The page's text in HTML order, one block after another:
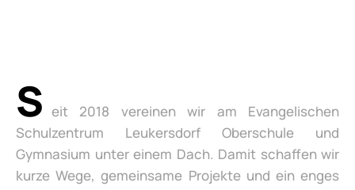
S eit 2018 vereinen wir am Evangelischen
Schulzentrum Leukersdorf Oberschule und
Gymnasium unter einem Dach. Damit schaffen wir
kurze Wege, gemeinsame Projekte und ein enges